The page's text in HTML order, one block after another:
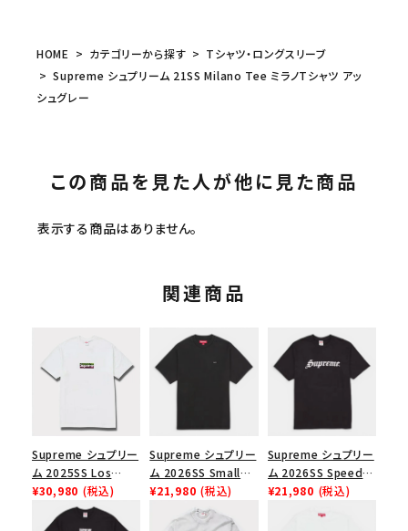
HOME カテゴリーから探す
Tシャツ・ロングスリーブ
Supreme シュプリーム 21SS Milano Tee ミラノTシャツ アッ
シュグレー
この商品を見た人が他に見た商品
表示する商品はありません。
関連商品
Supreme シュプリー
ム 2025SS Los
Angeles Fire Relief
Box Logo Tee ファ
イヤーリリーフボック
¥30,980 (税込)
Supreme シュプリー
ム 2026SS Small
Box Tee スモールボ
ックスTシャツ ブラッ
¥21,980 (税込)
Supreme シュプリー
ム 2026SS Speed
Tee スピードTシャツ
¥21,980 (税込)